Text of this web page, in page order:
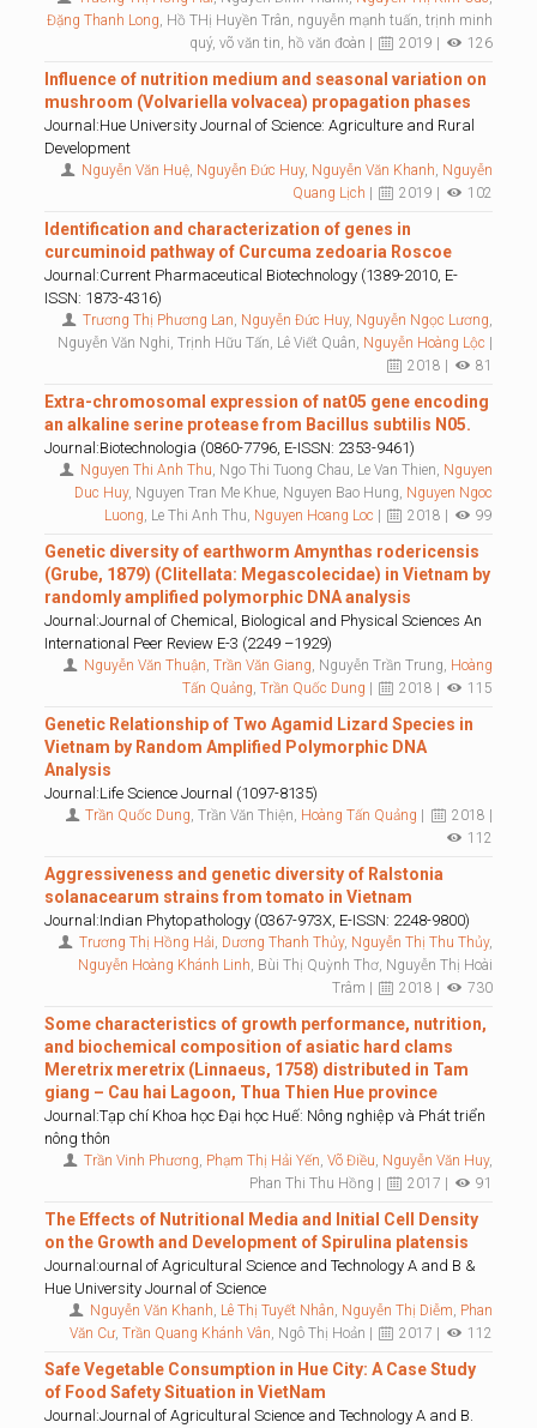
Đặng Thanh Long, Hồ THị Huyền Trân, nguyễn mạnh tuấn, trịnh minh
quý, võ văn tin, hồ văn đoàn |
2019 | 126
Influence of nutrition medium and seasonal variation on
mushroom (Volvariella volvacea) propagation phases
Journal:Hue University Journal of Science: Agriculture and Rural
Development
Nguyễn Văn Huệ, Nguyễn Đức Huy, Nguyễn Văn Khanh, Nguyễn
Quang Lịch
2019 | 102
Identification and characterization of genes in
curcuminoid pathway of Curcuma zedoaria Roscoe
Journal:Current Pharmaceutical Biotechnology (1389-2010, E-
ISSN: 1873-4316)
Trương Thị Phương Lan, Nguyễn Đức Huy, Nguyễn Ngọc Lương,
Nguyễn Văn Nghi, Trịnh Hữu Tấn, Lê Viết Quân, Nguyễn Hoàng Lộc
2018 |
81
Extra-chromosomal expression of nat05 gene encoding
an alkaline serine protease from Bacillus subtilis N05.
Journal:Biotechnologia (0860-7796, E-ISSN: 2353-9461)
Nguyen Thi Anh Thu, Ngo Thi Tuong Chau, Le Van Thien, Nguyen
Duc Huy, Nguyen Tran Me Khue, Nguyen Bao Hung, Nguyen Ngoc
Luong, Le Thi Anh Thu, Nguyen Hoang Loc 2018 | 99
Genetic diversity of earthworm Amynthas rodericensis
(Grube, 1879) (Clitellata: Megascolecidae) in Vietnam by
randomly amplified polymorphic DNA analysis
Journal:Journal of Chemical, Biological and Physical Sciences An
International Peer Review E-3 (2249 –1929)
Nguyễn Văn Thuận,Trần Văn Giang, Nguyễn Trần Trung, Hoàng
Tấn Quảng, Trần Quốc Dung 2018 | 115
Genetic Relationship of Two Agamid Lizard Species in
Vietnam by Random Amplified Polymorphic DNA
Analysis
Journal:Life Science Journal (1097-8135)
Trần Quốc Dung, Trần Văn Thiện, Hoàng Tấn Quảng
2018 |
112
Aggressiveness and genetic diversity of Ralstonia
solanacearum strains from tomato in Vietnam
Journal:Indian Phytopathology (0367-973X, E-ISSN: 2248-9800)
Trương Thị Hồng Hải, Dương Thanh Thủy, Nguyễn Thị Thu Thủy,
Nguyễn Hoàng Khánh Linh, Bùi Thị Quỳnh Thơ, Nguyễn Thị Hoài
Trâm |
2018 | 730
Some characteristics of growth performance, nutrition,
and biochemical composition of asiatic hard clams
Meretrix meretrix (Linnaeus, 1758) distributed in Tam
giang – Cau hai Lagoon, Thua Thien Hue province
Journal:Tạp chí Khoa học Đại học Huế: Nông nghiệp và Phát triển
nông thôn
Trần Vinh Phương, Phạm Thị Hải Yến,Võ Điều, Nguyễn Văn Huy,
Phan Thi Thu Hồng |
2017 | 91
The Effects of Nutritional Media and Initial Cell Density
on the Growth and Development of Spirulina platensis
Journal:ournal of Agricultural Science and Technology A and B &
Hue University Journal of Science
Nguyễn Văn Khanh, Lê Thị Tuyết Nhân, Nguyễn Thị Diễm, Phan
Văn Cư, Trần Quang Khánh Vân, Ngô Thị Hoản | 2017 | 112
Safe Vegetable Consumption in Hue City: A Case Study
of Food Safety Situation in VietNam
Journal:Journal of Agricultural Science and Technology A and B.